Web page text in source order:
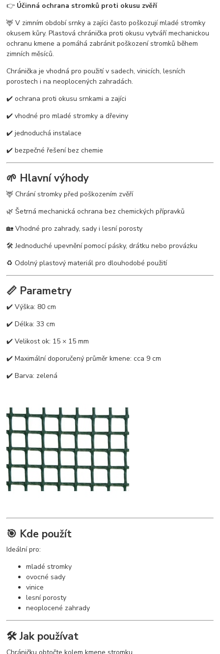
👉 Účinná ochrana stromků proti okusu zvěří
🦌 V zimním období srnky a zajíci často poškozují mladé stromky
okusem kůry. Plastová chránička proti okusu vytváří mechanickou
ochranu kmene a pomáhá zabránit poškození stromků během
zimních měsíců.
Chránička je vhodná pro použití v sadech, vinicích, lesních
porostech i na neoplocených zahradách.
✔️ ochrana proti okusu srnkami a zajíci
✔️ vhodné pro mladé stromky a dřeviny
✔️ jednoduchá instalace
✔️ bezpečné řešení bez chemie
🌱 Hlavní výhody
🦌 Chrání stromky před poškozením zvěří
🌿 Šetrná mechanická ochrana bez chemických přípravků
🏡 Vhodné pro zahrady, sady i lesní porosty
🛠️ Jednoduché upevnění pomocí pásky, drátku nebo provázku
♻️ Odolný plastový materiál pro dlouhodobé použití
📏 Parametry
✔️ Výška: 80 cm
✔️ Délka: 33 cm
✔️ Velikost ok: 15 × 15 mm
✔️ Maximální doporučený průměr kmene: cca 9 cm
✔️ Barva: zelená
🎯 Kde použít
Ideální pro:
mladé stromky
ovocné sady
vinice
lesní porosty
neoplocené zahrady
🛠️ Jak používat
Chráničku obtočte kolem kmene stromku.